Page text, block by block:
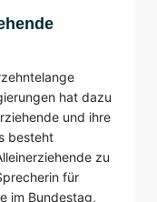
hat dazu
und ihre
besteht
zu
für
im Bundestag,